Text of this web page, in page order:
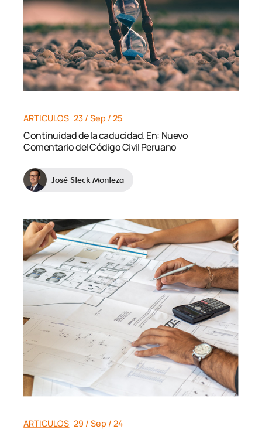
ARTICULOS 23 / Sep / 25
Continuidad de la caducidad. En: Nuevo
Comentario del Código Civil Peruano
José Steck Monteza
ARTICULOS 29 / Sep / 24